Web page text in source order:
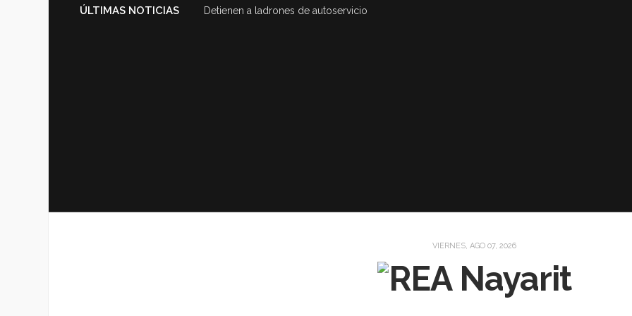
ÚLTIMAS NOTICIAS Detienen a ladrones de autoservicio
VIERNES, AGO 07, 2026